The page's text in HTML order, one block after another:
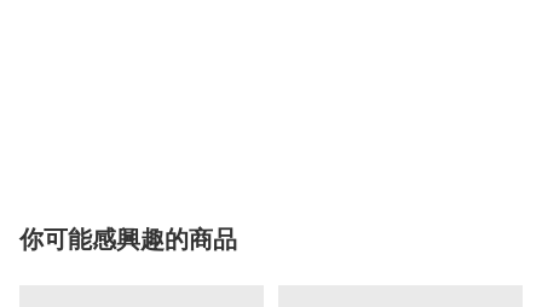
你可能感興趣的商品